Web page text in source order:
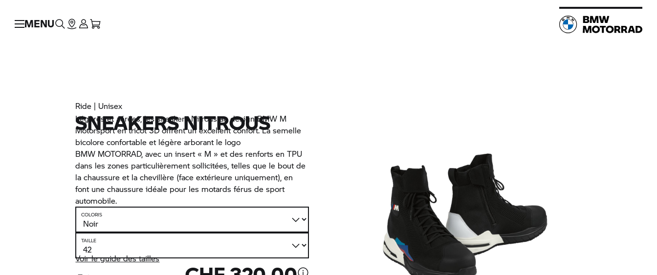
MENU
Ride | Unisex
SNEAKERS NITROUS
Légères et aérées, les sneakers Nitrous au design BMW M
Motorsport en tricot 3D offrent un excellent confort. La semelle
bicolore confortable et légère arborant le logo
BMW MOTORRAD, avec un insert « M » et des renforts en TPU
dans les zones particulièrement sollicitées, telles que le bout de
la chaussure et la chevillère (face extérieure uniquement), en
font une chaussure idéale pour les motards férus de sport
automobile.
COLORIS
TAILLE
Voir le guide des tailles